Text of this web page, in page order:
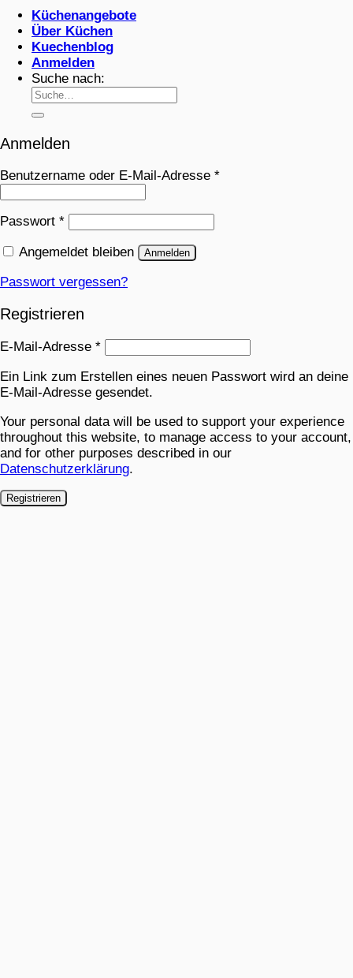
Küchenangebote
Über Küchen
Kuechenblog
Anmelden
Suche nach:
Anmelden
Benutzername oder E-Mail-Adresse *
Passwort *
Angemeldet bleiben Anmelden
Passwort vergessen?
Registrieren
E-Mail-Adresse *
Ein Link zum Erstellen eines neuen Passwort wird an deine
E-Mail-Adresse gesendet.
Your personal data will be used to support your experience
throughout this website, to manage access to your account,
and for other purposes described in our
Datenschutzerklärung.
Registrieren